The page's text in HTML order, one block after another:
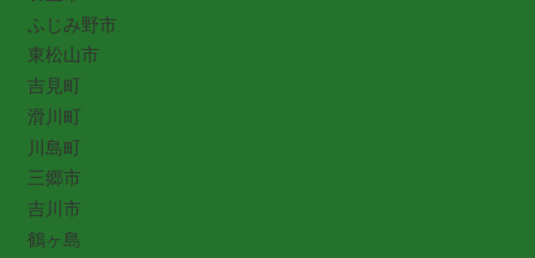
ふじみ野市
東松山市
吉見町
滑川町
川島町
三郷市
吉川市
鶴ヶ島